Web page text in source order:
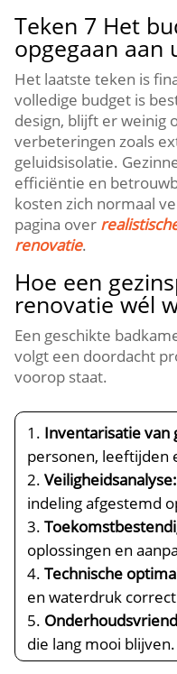
Teken 7 Het
opgegaan aan
Het laatste teken is
volledige budget is
design, blijft er weinig
verbeteringen zoals
geluidsisolatie.​
efficiëntie en
kosten zich normaal
pagina over
renovatie.​
Hoe een
renovatie wél
Een geschikte
volgt een doordacht
voorop staat.​
Inventarisatie van
personen, leeftijden
Veiligheidsanalyse:
indeling afgestemd
oplossingen en
Technische
en waterdruk
die lang mooi blijven.​